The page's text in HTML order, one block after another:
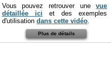
Vous pouvez retrouver unevue
détaillée ici et des exemples
d'utilisation dans cette vidéo.
Plus de détails